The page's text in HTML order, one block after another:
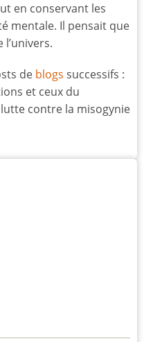
en conservant les
mentale. Il pensait que
l’univers.
de blogs successifs :
et ceux du
contre la misogynie